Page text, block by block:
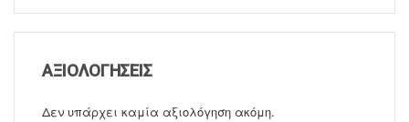
ΑΞΙΟΛΟΓΉΣΕΙΣ
Δεν υπάρχει καμία αξιολόγηση ακόμη.